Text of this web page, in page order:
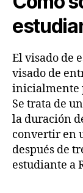
El visado de
visado de
inicialmente
Se trata de
la duración
convertir en
después de
estudiante a